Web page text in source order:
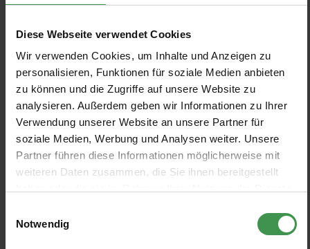
Diese Webseite verwendet Cookies
Wir verwenden Cookies, um Inhalte und Anzeigen zu
personalisieren, Funktionen für soziale Medien anbieten
zu können und die Zugriffe auf unsere Website zu
analysieren. Außerdem geben wir Informationen zu Ihrer
Verwendung unserer Website an unsere Partner für
soziale Medien, Werbung und Analysen weiter. Unsere
Partner führen diese Informationen möglicherweise mit
weiteren Daten zusammen, die Sie ihnen bereitgestellt
Notwendig
Tapete Cobra
House of Hackney
4 Farben
Ab 295,00 €
Tapete Caspian
House of Hackney
2 Farben
Ab 295,00 €
Tapete Savanna
House of Hackney
Tapete Dazzle